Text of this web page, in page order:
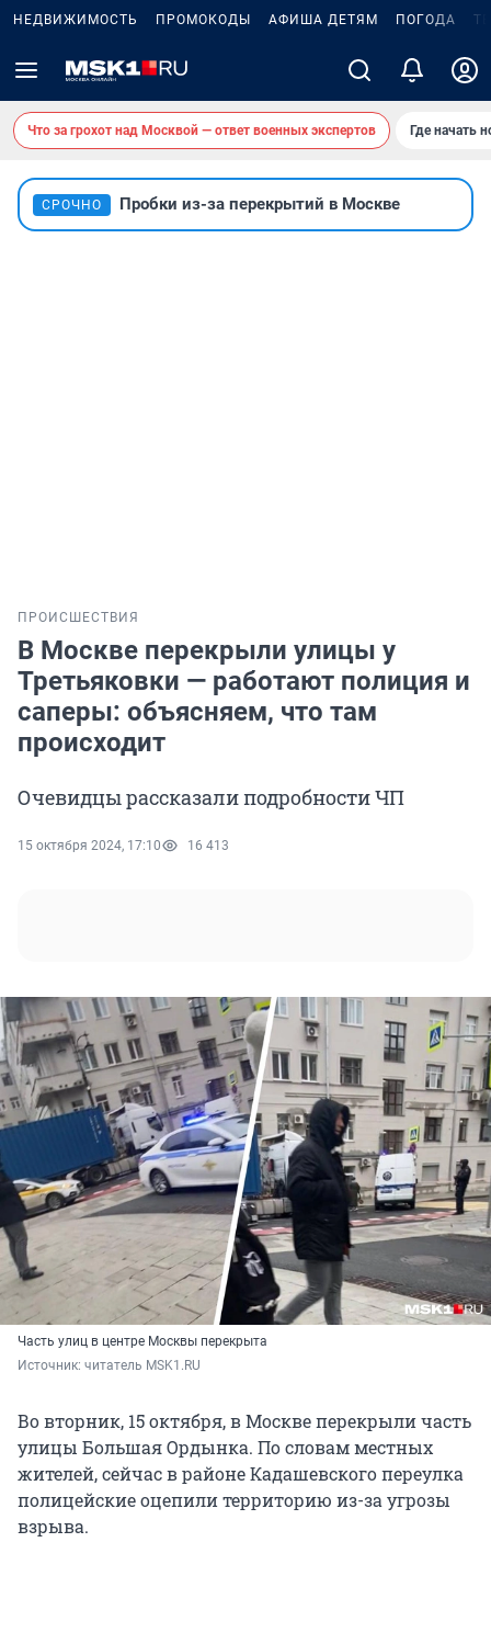
НЕДВИЖИМОСТЬ ПРОМОКОДЫ АФИША ДЕТЯМ ПОГОДА
Что за грохот над Москвой — ответ военных экспертов Где начать
СРОЧНО Пробки из-за перекрытий в Москве
ПРОИСШЕСТВИЯ
В Москве перекрыли улицы у
Третьяковки — работают полиция и
саперы: объясняем, что там
происходит
Очевидцы рассказали подробности ЧП
15 октября 2024, 17:10 16 413
Часть улиц в центре Москвы перекрыта
Источник: читатель MSK1.RU
Во вторник, 15 октября, в Москве перекрыли часть
улицы Большая Ордынка. По словам местных
жителей, сейчас в районе Кадашевского переулка
полицейские оцепили территорию из-за угрозы
взрыва.